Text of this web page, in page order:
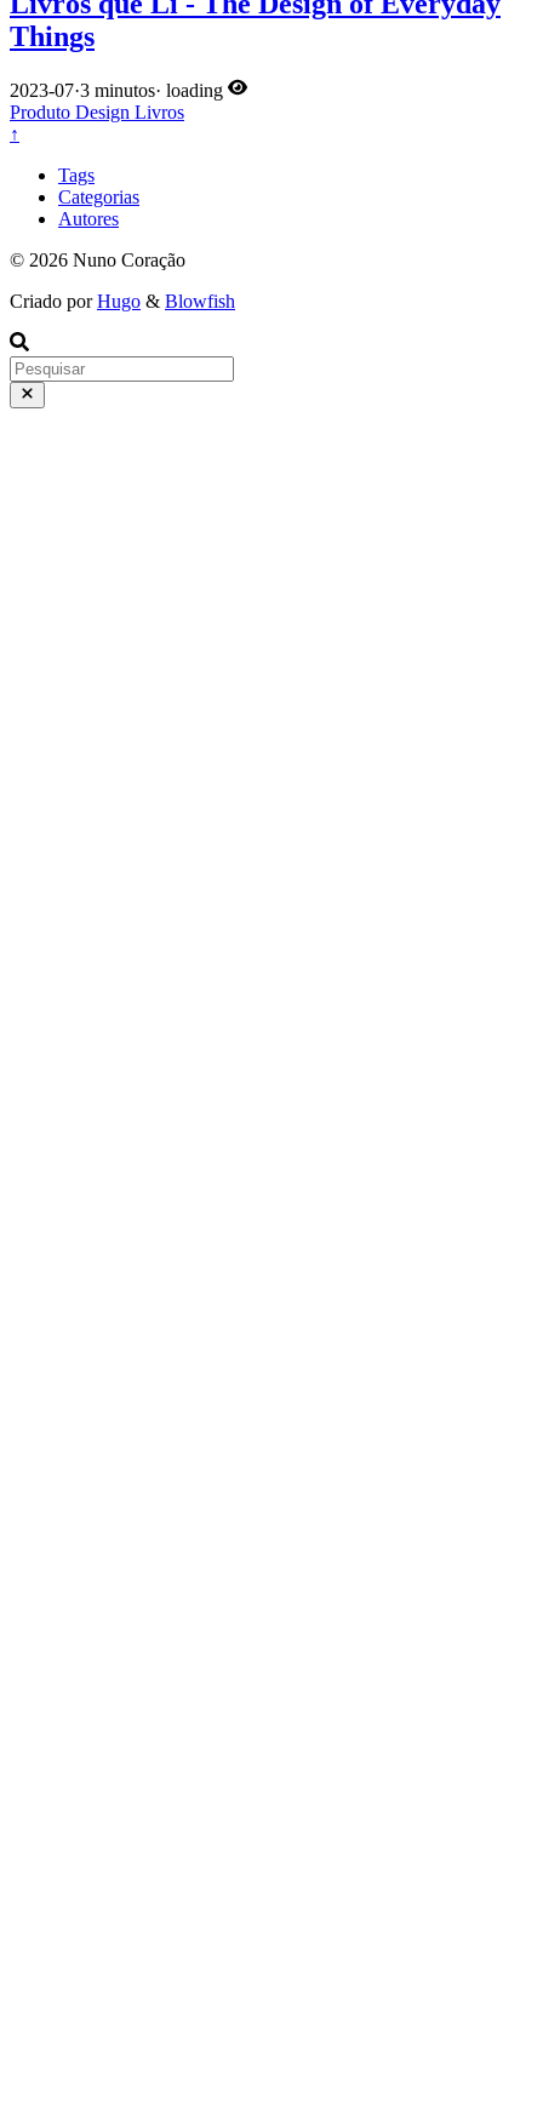
Things
2023-07·3 minutos· loading
Produto Design Livros
↑
Tags
Categorias
Autores
© 2026 Nuno Coração
Criado porHugo & Blowfish